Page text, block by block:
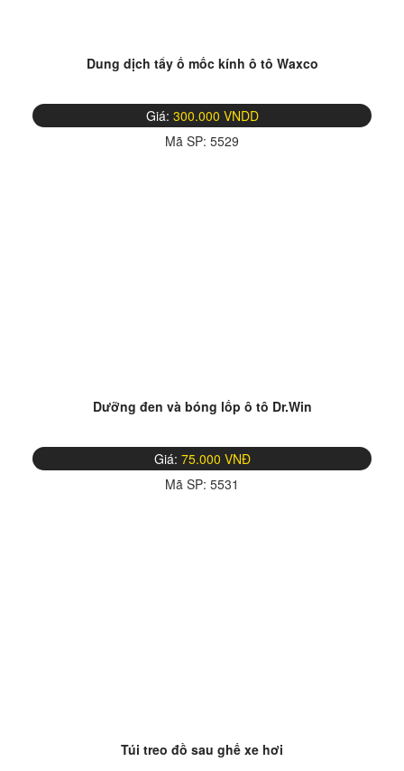
Dung dịch tẩy ố mốc kính ô tô Waxco
Giá: 300.000 VNDD
Mã SP: 5529
Dưỡng đen và bóng lốp ô tô Dr.Win
Giá: 75.000 VNĐ
Mã SP: 5531
Túi treo đồ sau ghế xe hơi